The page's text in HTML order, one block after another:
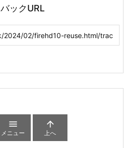
ックURL

メニュー

上へ